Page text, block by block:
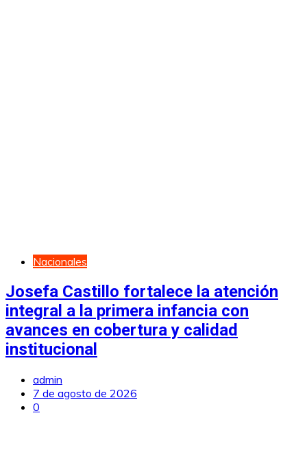
Nacionales
Josefa Castillo fortalece la atención
integral a la primera infancia con
avances en cobertura y calidad
institucional
admin
7 de agosto de 2026
0